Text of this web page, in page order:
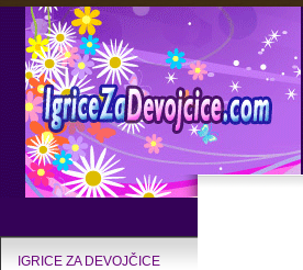
IGRICE ZA DEVOJČICE